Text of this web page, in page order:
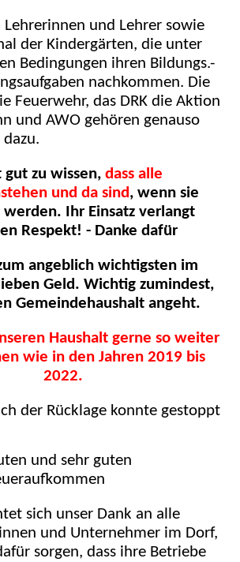
Lehrerinnen und Lehrer sowie
der Kindergärten, die unter
Bedingungen ihren Bildungs.-
nachkommen. Die
Feuerwehr, das DRK die Aktion
und AWO gehören genauso
dazu.
gut zu wissen, dass alle
und da sind, wenn sie
werden.
Ihr Einsatz verlangt
Respekt! - Danke dafür
angeblich wichtigsten im
Geld. Wichtig zumindest,
Gemeindehaushalt angeht.
Haushalt gerne so weiter
wie in den Jahren 2019 bis
2022.
der Rücklage konnte gestoppt
und sehr guten
sich unser Dank an alle
und Unternehmer im Dorf,
sorgen, dass ihre Betriebe